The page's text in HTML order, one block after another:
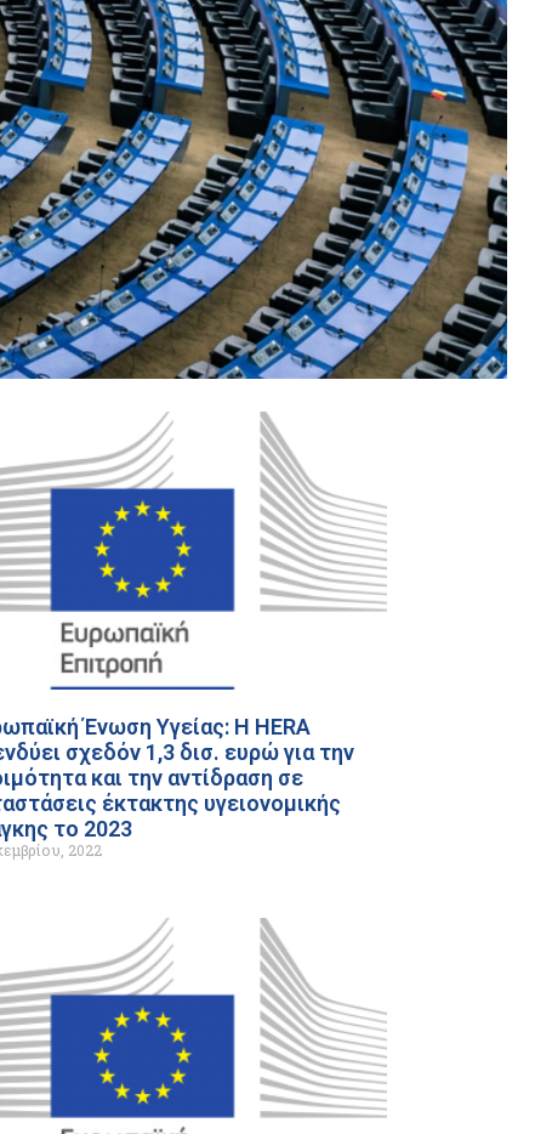
Ένωση Υγείας: Η HERA
σχεδόν 1,3 δισ. ευρώ για την
και την αντίδραση σε
έκτακτης υγειονομικής
το 2023
2022